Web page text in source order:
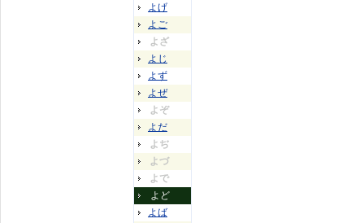
よげ
よご
よざ
よじ
よず
よぜ
よぞ
よだ
よぢ
よづ
よで
よど
よば